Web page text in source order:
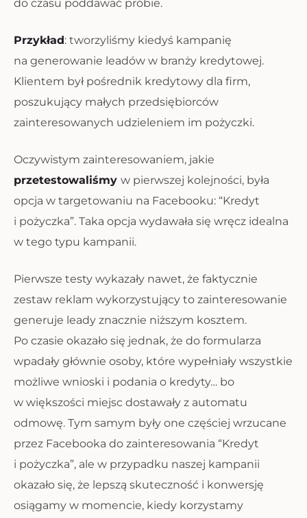
do czasu poddawać próbie.
Przykład: tworzyliśmy kiedyś kampanię
na generowanie leadów w branży kredytowej.
Klientem był pośrednik kredytowy dla firm,
poszukujący małych przedsiębiorców
zainteresowanych udzieleniem im pożyczki.
Oczywistym zainteresowaniem, jakie
przetestowaliśmy w pierwszej kolejności, była
opcja w targetowaniu na Facebooku: “Kredyt
i pożyczka”. Taka opcja wydawała się wręcz idealna
w tego typu kampanii.
Pierwsze testy wykazały nawet, że faktycznie
zestaw reklam wykorzystujący to zainteresowanie
generuje leady znacznie niższym kosztem.
Po czasie okazało się jednak, że do formularza
wpadały głównie osoby, które wypełniały wszystkie
możliwe wnioski i podania o kredyty… bo
w większości miejsc dostawały z automatu
odmowę. Tym samym były one częściej wrzucane
przez Facebooka do zainteresowania “Kredyt
i pożyczka”, ale w przypadku naszej kampanii
okazało się, że lepszą skuteczność i konwersję
osiągamy w momencie, kiedy korzystamy